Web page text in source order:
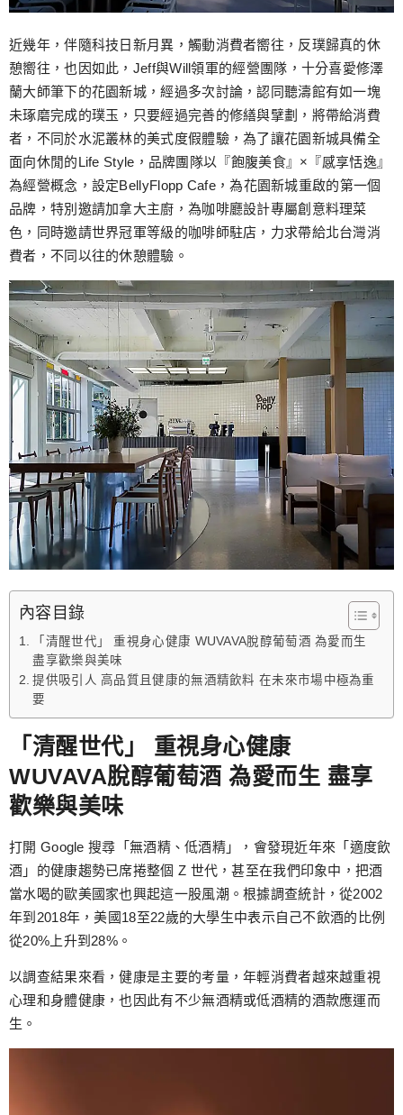
近幾年，伴隨科技日新月異，觸動消費者嚮往，反璞歸真的休
憩嚮往，也因如此，Jeff與Will領軍的經營團隊，十分喜愛修澤
蘭大師筆下的花園新城，經過多次討論，認同聽濤館有如一塊
未琢磨完成的璞玉，只要經過完善的修繕與擘劃，將帶給消費
者，不同於水泥叢林的美式度假體驗，為了讓花園新城具備全
面向休閒的Life Style，品牌團隊以『飽腹美食』×『感享恬逸』
為經營概念，設定BellyFlopp Cafe，為花園新城重啟的第一個
品牌，特別邀請加拿大主廚，為咖啡廳設計專屬創意料理菜
色，同時邀請世界冠軍等級的咖啡師駐店，力求帶給北台灣消
費者，不同以往的休憩體驗。
內容目錄
「清醒世代」 重視身心健康 WUVAVA脫醇葡萄酒 為愛而生
盡享歡樂與美味
提供吸引人 高品質且健康的無酒精飲料 在未來市場中極為重
要
「清醒世代」 重視身心健康
WUVAVA脫醇葡萄酒 為愛而生 盡享
歡樂與美味
打開 Google 搜尋「無酒精、低酒精」，會發現近年來「適度飲
酒」的健康趨勢已席捲整個 Z 世代，甚至在我們印象中，把酒
當水喝的歐美國家也興起這一股風潮。根據調查統計，從2002
年到2018年，美國18至22歲的大學生中表示自己不飲酒的比例
從20%上升到28%。
以調查結果來看，健康是主要的考量，年輕消費者越來越重視
心理和身體健康，也因此有不少無酒精或低酒精的酒款應運而
生。